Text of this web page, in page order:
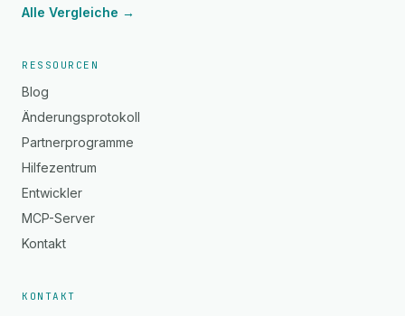
Alle Vergleiche →
RESSOURCEN
Blog
Änderungsprotokoll
Partnerprogramme
Hilfezentrum
Entwickler
MCP-Server
Kontakt
KONTAKT